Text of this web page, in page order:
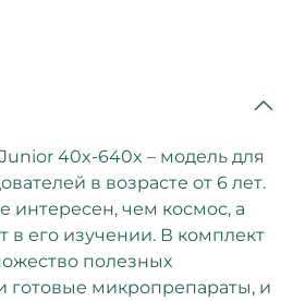
40x-640x – модель для
в возрасте от 6 лет.
чем космос, а
в его изучении. В комплект
полезных
готовые микропрепараты, и